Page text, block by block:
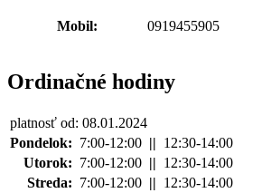
Mobil: 0919455905
Ordinačné hodiny
platnosť od: 08.01.2024
Pondelok: 7:00-12:00 || 12:30-14:00
Utorok: 7:00-12:00 || 12:30-14:00
Streda: 7:00-12:00 || 12:30-14:00